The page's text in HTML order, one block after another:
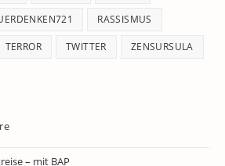
RASSISMUS
TERROR TWITTER ZENSURSULA
– mit BAP